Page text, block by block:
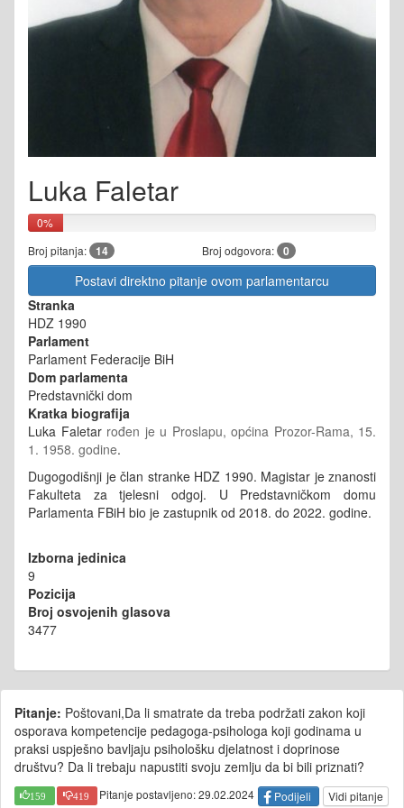
Luka Faletar
0%
Broj pitanja: 14 Broj odgovora: 0
Postavi direktno pitanje ovom parlamentarcu
Stranka
HDZ 1990
Parlament
Parlament Federacije BiH
Dom parlamenta
Predstavnički dom
Kratka biografija
Luka Faletar rođen je u Proslapu, općina Prozor-Rama, 15.
1. 1958. godine.
Dugogodišnji je član stranke HDZ 1990. Magistar je znanosti
Fakulteta za tjelesni odgoj. U Predstavničkom domu
Parlamenta FBiH bio je zastupnik od 2018. do 2022. godine.
Izborna jedinica
9
Pozicija
Broj osvojenih glasova
3477
Pitanje: Poštovani,Da li smatrate da treba podržati zakon koji
osporava kompetencije pedagoga-psihologa koji godinama u
praksi uspješno bavljaju psihološku djelatnost i doprinose
društvu? Da li trebaju napustiti svoju zemlju da bi bili priznati?
159 419 Pitanje postavljeno: 29.02.2024 Podijeli Vidi pitanje